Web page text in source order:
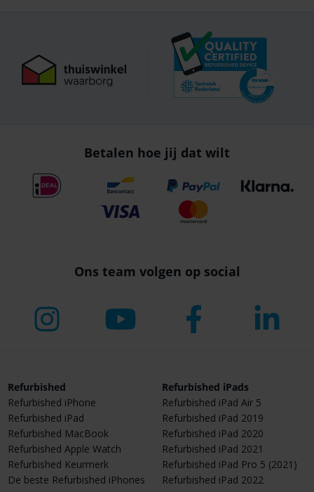
Betalen hoe jij dat wilt
Ons team volgen op social
Refurbished
Refurbished iPhone
Refurbished iPad
Refurbished MacBook
Refurbished Apple Watch
Refurbished Keurmerk
De beste Refurbished iPhones
Refurbished iPads
Refurbished iPad Air 5
Refurbished iPad 2019
Refurbished iPad 2020
Refurbished iPad 2021
Refurbished iPad Pro 5 (2021)
Refurbished iPad 2022